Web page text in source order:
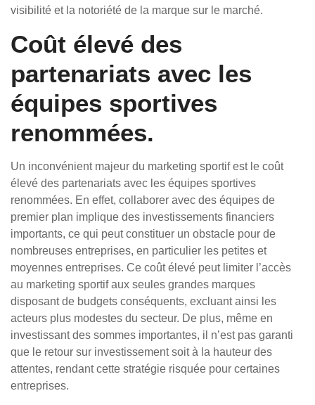
visibilité et la notoriété de la marque sur le marché.
Coût élevé des
partenariats avec les
équipes sportives
renommées.
Un inconvénient majeur du marketing sportif est le coût
élevé des partenariats avec les équipes sportives
renommées. En effet, collaborer avec des équipes de
premier plan implique des investissements financiers
importants, ce qui peut constituer un obstacle pour de
nombreuses entreprises, en particulier les petites et
moyennes entreprises. Ce coût élevé peut limiter l’accès
au marketing sportif aux seules grandes marques
disposant de budgets conséquents, excluant ainsi les
acteurs plus modestes du secteur. De plus, même en
investissant des sommes importantes, il n’est pas garanti
que le retour sur investissement soit à la hauteur des
attentes, rendant cette stratégie risquée pour certaines
entreprises.